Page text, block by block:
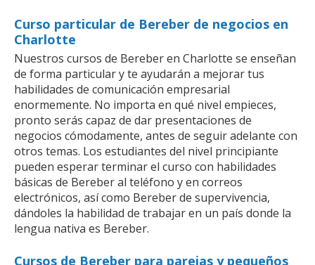
Curso particular de Bereber de negocios en
Charlotte
Nuestros cursos de Bereber en Charlotte se enseñan
de forma particular y te ayudarán a mejorar tus
habilidades de comunicación empresarial
enormemente. No importa en qué nivel empieces,
pronto serás capaz de dar presentaciones de
negocios cómodamente, antes de seguir adelante con
otros temas. Los estudiantes del nivel principiante
pueden esperar terminar el curso con habilidades
básicas de Bereber al teléfono y en correos
electrónicos, así como Bereber de supervivencia,
dándoles la habilidad de trabajar en un país donde la
lengua nativa es Bereber.
Cursos de Bereber para parejas y pequeños